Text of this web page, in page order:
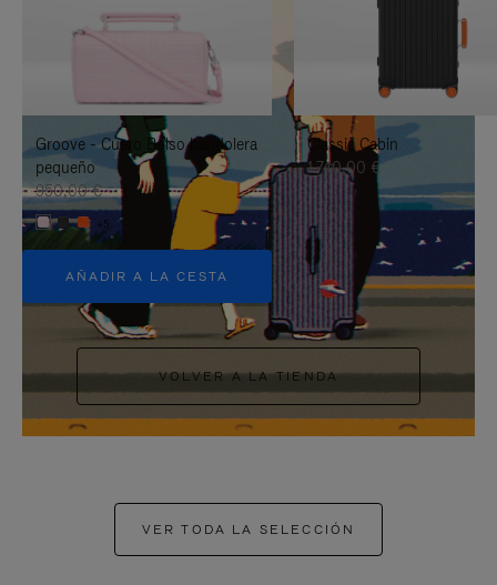
PULSE
PAUSARLO.
DESACTIVADO:
PULSE
PARA
ACTIVARLO.
Groove - Cuero Bolso bandolera
pequeño
950,00 €
+5
AÑADIR A LA CESTA
Classic Cabin
1.740,00 €
VOLVER A LA TIENDA
VER TODA LA SELECCIÓN